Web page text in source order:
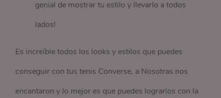
genial de mostrar tu estilo y llevarlo a todos
lados!
Es increíble todos los looks y estilos que puedes
conseguir con tus tenis Converse, a Nosotras nos
encantaron y lo mejor es que puedes lograrlos con la